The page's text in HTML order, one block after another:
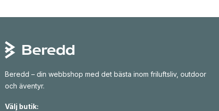
Beredd – din webbshop med det bästa inom friluftsliv, outdoor
och äventyr.
Välj butik: